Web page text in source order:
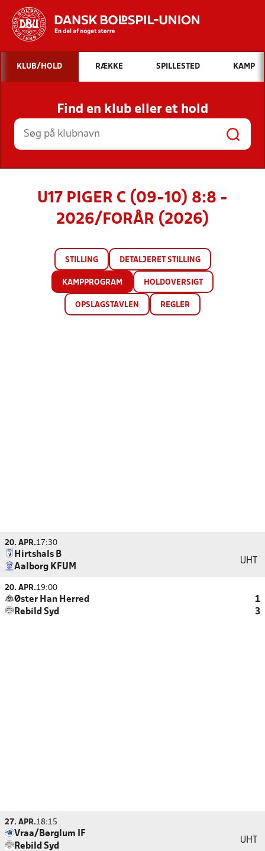
Hvad vil du søge efter?
INDHOLD OG NYHEDER
STILLINGER, RESULTATER, KLUBBER OG
HOLD
KLUB/HOLD RÆKKE SPILLESTED KAMP
Find en klub eller et hold
U17 PIGER C (09-10) 8:8 -
2026/FORÅR (2026)
STILLING DETALJERET STILLING
KAMPPROGRAM HOLDOVERSIGT
OPSLAGSTAVLEN REGLER
20. APR.17:30
Hirtshals B
Aalborg KFUM
UHT
20. APR.19:00
Øster Han Herred
1
Rebild Syd
3
27. APR.18:15
Vraa/Børglum IF
Rebild Syd
UHT